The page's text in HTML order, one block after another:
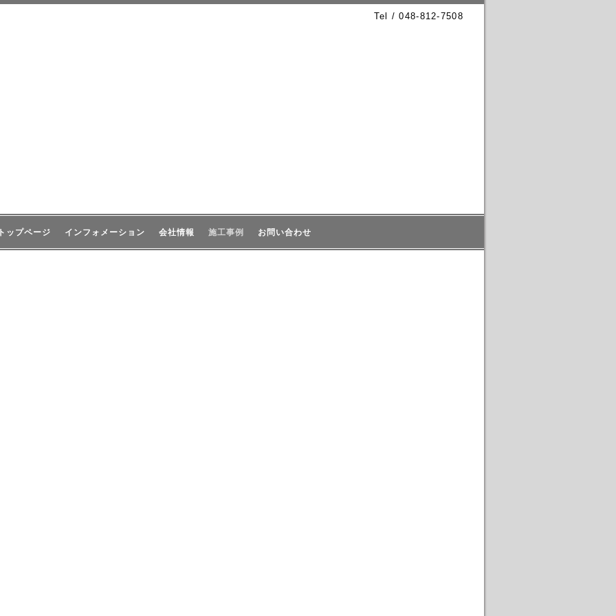
Tel / 048-812-7508
ップページ インフォメーション 会社情報 施工事例 お問い合わせ